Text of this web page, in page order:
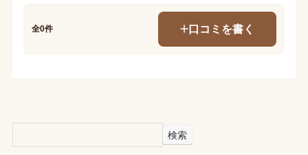
全0件 口コミを書く
検索